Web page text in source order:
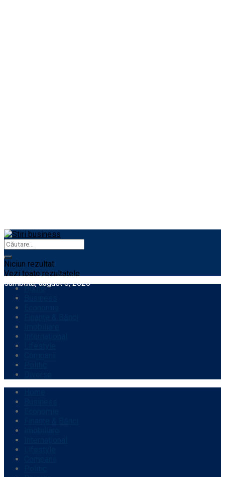
Niciun rezultat
Vezi toate rezultatele
sâmbătă, august 8, 2026
Home